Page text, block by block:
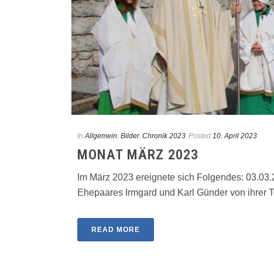
In Allgemein, Bilder, Chronik 2023 Posted 10. April 2023
MONAT MÄRZ 2023
Im März 2023 ereignete sich Folgendes:
Ehepaares Irmgard und Karl Günder von ihrer
READ MORE